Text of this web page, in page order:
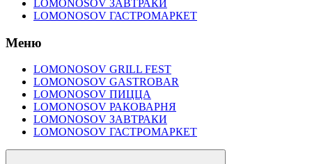
LOMONOSOV ЗАВТРАКИ
LOMONOSOV ГАСТРОМАРКЕТ
Меню
LOMONOSOV GRILL FEST
LOMONOSOV GASTROBAR
LOMONOSOV ПИЦЦА
LOMONOSOV РАКОВАРНЯ
LOMONOSOV ЗАВТРАКИ
LOMONOSOV ГАСТРОМАРКЕТ